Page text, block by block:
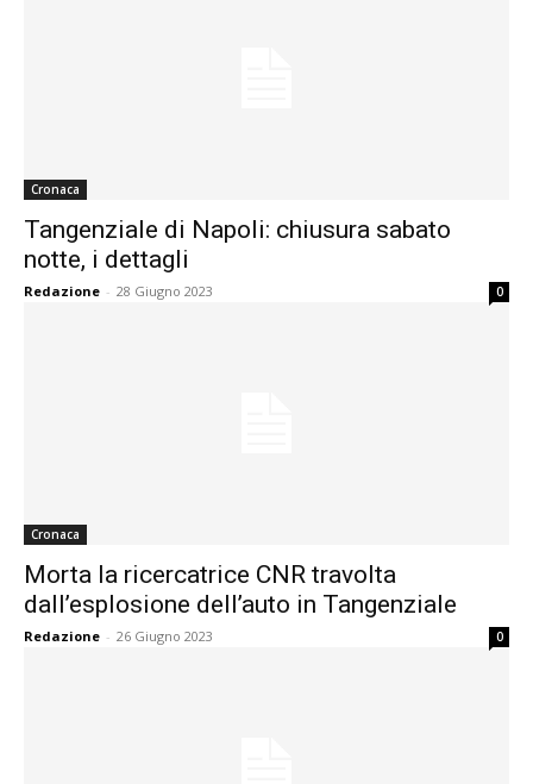
Cronaca
Tangenziale di Napoli: chiusura sabato
notte, i dettagli
Redazione - 28 Giugno 2023 0
Cronaca
Morta la ricercatrice CNR travolta
dall’esplosione dell’auto in Tangenziale
Redazione - 26 Giugno 2023 0